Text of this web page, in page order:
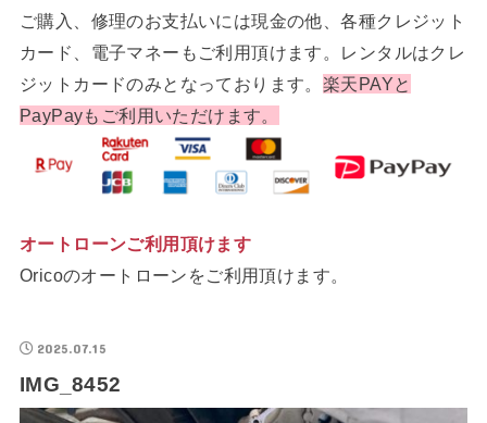
ご購入、修理のお支払いには現金の他、各種クレジット
カード、電子マネーもご利用頂けます。レンタルはクレ
ジットカードのみとなっております。 楽天PAYと
PayPayもご利用いただけます。
オートローンご利用頂けます
Oricoのオートローンをご利用頂けます。
2025.07.15
IMG_8452